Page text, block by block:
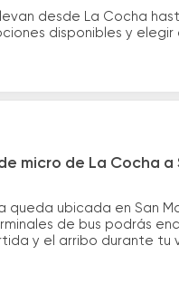
desde La Cocha
disponibles y
micro de La Cocha a
queda ubicada en San
de bus podrás
y el arribo durante tu